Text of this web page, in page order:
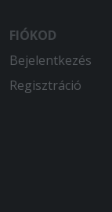
FIÓKOD
Bejelentkezés
Regisztráció